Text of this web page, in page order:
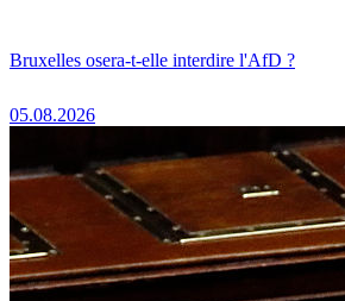
Bruxelles osera-t-elle interdire l'AfD ?
05.08.2026